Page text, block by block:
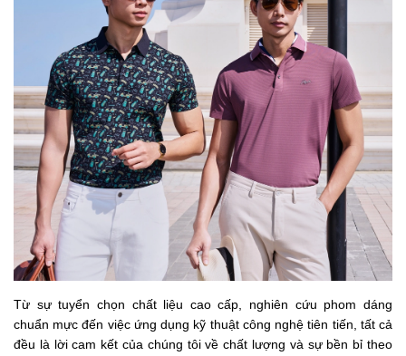
Từ sự tuyển chọn chất liệu cao cấp, nghiên cứu phom dáng
chuẩn mực đến việc ứng dụng kỹ thuật công nghệ tiên tiến, tất cả
đều là lời cam kết của chúng tôi về chất lượng và sự bền bỉ theo